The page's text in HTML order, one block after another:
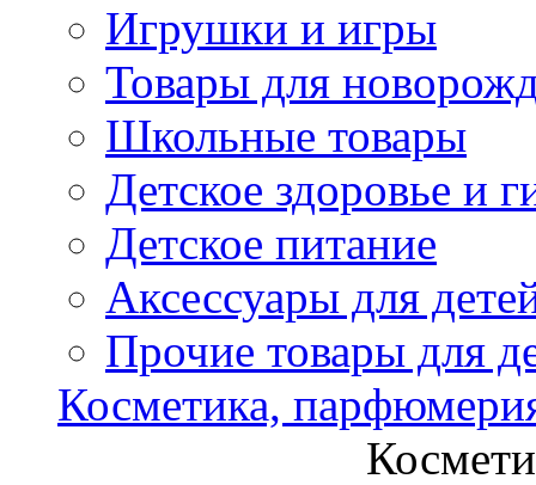
Игрушки и игры
Товары для
Школьные товары
Детское здоровье и
Детское питание
Аксессуары для
Прочие товары для
Косметика,